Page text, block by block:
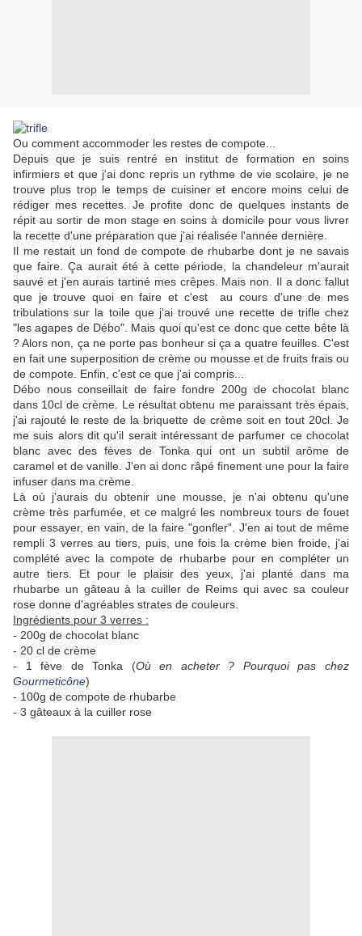
Ou comment accommoder les restes de compote...
Depuis que je suis rentré en institut de formation en soins
infirmiers et que j'ai donc repris un rythme de vie scolaire, je ne
trouve plus trop le temps de cuisiner et encore moins celui de
rédiger mes recettes. Je profite donc de quelques instants de
répit au sortir de mon stage en soins à domicile pour vous livrer
la recette d'une préparation que j'ai réalisée l'année dernière.
Il me restait un fond de compote de rhubarbe dont je ne savais
que faire. Ça aurait été à cette période, la chandeleur m'aurait
sauvé et j'en aurais tartiné mes crêpes. Mais non. Il a donc fallut
que je trouve quoi en faire et c'est au cours d'une de mes
tribulations sur la toile que j'ai trouvé une recette de trifle chez
"les agapes de Débo". Mais quoi qu'est ce donc que cette bête là
? Alors non, ça ne porte pas bonheur si ça a quatre feuilles. C'est
en fait une superposition de crème ou mousse et de fruits frais ou
de compote. Enfin, c'est ce que j'ai compris...
Débo nous conseillait de faire fondre 200g de chocolat blanc
dans 10cl de crème. Le résultat obtenu me paraissant très épais,
j'ai rajouté le reste de la briquette de crème soit en tout 20cl. Je
me suis alors dit qu'il serait intéressant de parfumer ce chocolat
blanc avec des fèves de Tonka qui ont un subtil arôme de
caramel et de vanille. J'en ai donc râpé finement une pour la faire
infuser dans ma crème.
Là où j'aurais du obtenir une mousse, je n'ai obtenu qu'une
crème très parfumée, et ce malgré les nombreux tours de fouet
pour essayer, en vain, de la faire "gonfler". J'en ai tout de même
rempli 3 verres au tiers, puis, une fois la crème bien froide, j'ai
complété avec la compote de rhubarbe pour en compléter un
autre tiers. Et pour le plaisir des yeux, j'ai planté dans ma
rhubarbe un gâteau à la cuiller de Reims qui avec sa couleur
rose donne d'agréables strates de couleurs.
Ingrédients pour 3 verres :
- 200g de chocolat blanc
- 20 cl de crème
- 1 fève de Tonka (Où en acheter ? Pourquoi pas chez
Gourmeticône)
- 100g de compote de rhubarbe
- 3 gâteaux à la cuiller rose